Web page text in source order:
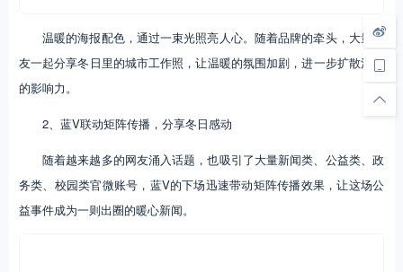
温暖的海报配色，通过一束光照亮人心。随着品牌的牵头，大量网
友一起分享冬日里的城市工作照，让温暖的氛围加剧，进一步扩散活动
的影响力。
2、蓝V联动矩阵传播，分享冬日感动
随着越来越多的网友涌入话题，也吸引了大量新闻类、公益类、政
务类、校园类官微账号，蓝V的下场迅速带动矩阵传播效果，让这场公
益事件成为一则出圈的暖心新闻。